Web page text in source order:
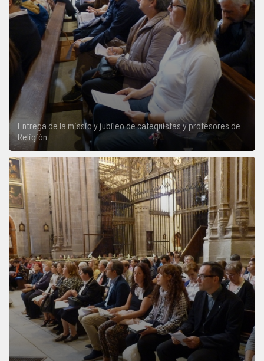
Entrega de la missio y jubileo de catequistas y profesores de
Religión